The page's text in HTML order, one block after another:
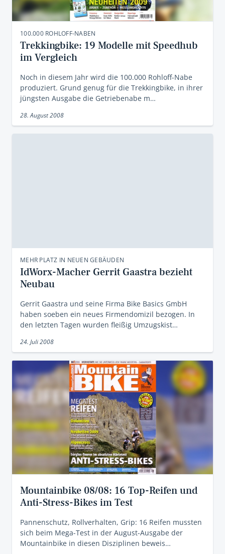
100.000 ROHLOFF-NABEN
Trekkingbike: 19 Modelle mit Speedhub
im Vergleich
Noch in diesem Jahr wird die 100.000 Rohloff-Nabe
produziert. Grund genug für die Trekkingbike, in ihrer
jüngsten Ausgabe die Getriebenabe m…
28. August 2008
MEHR PLATZ IN NEUEN GEBÄUDEN
IdWorx-Macher Gerrit Gaastra bezieht
Neubau
Gerrit Gaastra und seine Firma Bike Basics GmbH
haben soeben ein neues Firmendomizil bezogen. In
den letzten Tagen wurden fleißig Umzugskist…
24. Juli 2008
Mountainbike 08/08: 16 Top-Reifen und
Anti-Stress-Bikes im Test
Pannenschutz, Rollverhalten, Grip: 16 Reifen mussten
sich beim Mega-Test in der August-Ausgabe der
Mountainbike in diesen Disziplinen beweis…